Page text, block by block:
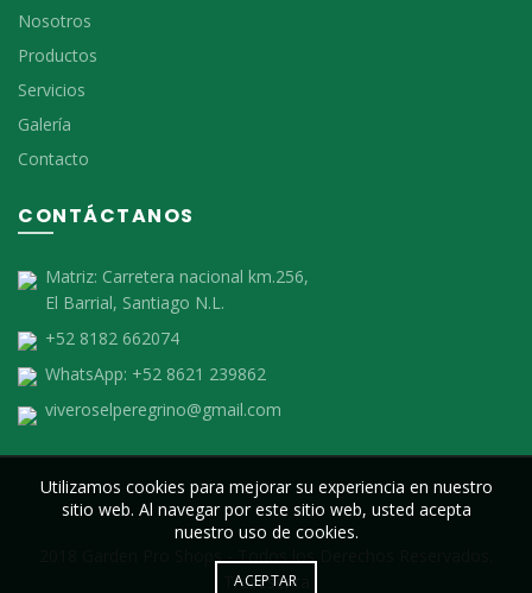
Nosotros
Productos
Servicios
Galería
Contacto
CONTÁCTANOS
Matriz: Carretera nacional km.256,
El Barrial, Santiago N.L.
+52 8182 662074
WhatsApp: +52 8621 239862
viveroselperegrino@gmail.com
Tresesenta
Utilizamos cookies para mejorar su experiencia en nuestro
sitio web. Al navegar por este sitio web, usted acepta
nuestro uso de cookies.
ACEPTAR